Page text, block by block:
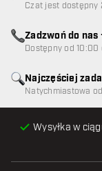
Wysyłka w
Najczęściej
Natychmiastowa
Czat jest dostępny
Zadzwoń do
Dostępny od 10:00